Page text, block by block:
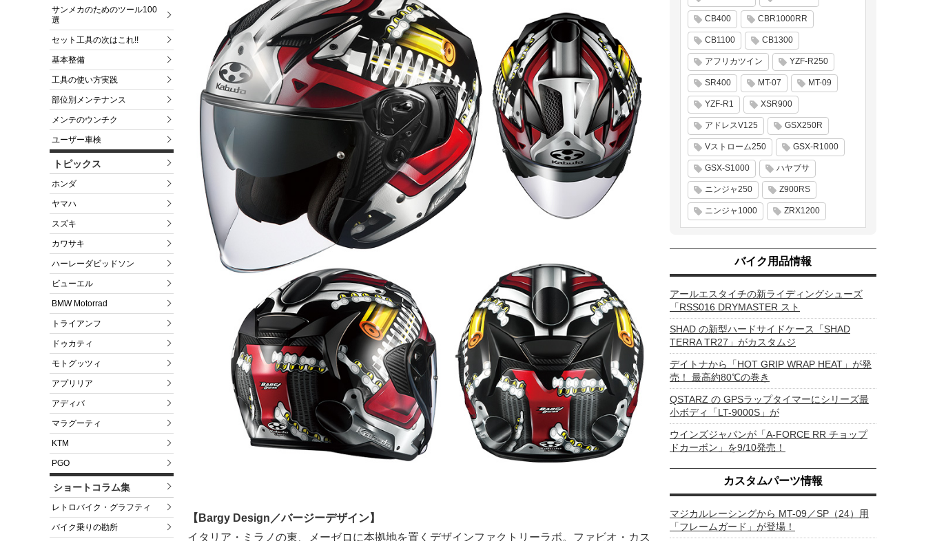
サンメカのためのツール100
選
セット工具の次はこれ!!
基本整備
工具の使い方実践
部位別メンテナンス
メンテのウンチク
ユーザー車検
トピックス
ホンダ
ヤマハ
スズキ
カワサキ
ハーレーダビッドソン
ビューエル
BMW Motorrad
トライアンフ
ドゥカティ
モトグッツィ
アプリリア
アディバ
マラグーティ
KTM
PGO
ショートコラム集
レトロバイク・グラフティ
バイク乗りの勘所
【Bargy Design／バージーデザイン】
イタリア・ミラノの東、メーゼロに本拠地を置くデザインファクトリーラボ。ファビオ・カス
CB400 CBR1000RR
CB1100 CB1300
アフリカツイン YZF-R250
SR400 MT-07 MT-09
YZF-R1 XSR900
アドレスV125 GSX250R
Vストローム250 GSX-R1000
GSX-S1000 ハヤブサ
ニンジャ250 Z900RS
ニンジャ1000 ZRX1200
バイク用品情報
アールエスタイチの新ライディングシューズ
「RSS016 DRYMASTER スト
SHAD の新型ハードサイドケース「SHAD
TERRA TR27」がカスタムジ
デイトナから「HOT GRIP WRAP HEAT」が発
売！ 最高約80℃の巻き
QSTARZ の GPSラップタイマーにシリーズ最
小ボディ「LT-9000S」が
ウインズジャパンが「A-FORCE RR チョップ
ドカーボン」を9/10発売！
カスタムパーツ情報
マジカルレーシングから MT-09／SP（24）用
「フレームガード」が登場！